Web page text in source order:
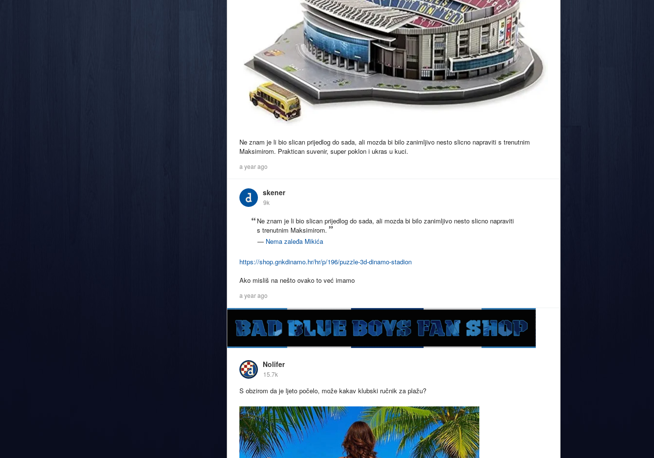
Ne znam je li bio slican prijedlog do sada, ali mozda bi bilo zanimljivo nesto slicno napraviti s trenutnim
Maksimirom. Praktican suvenir, super poklon i ukras u kuci.
a year ago
skener
9k
Ne znam je li bio slican prijedlog do sada, ali mozda bi bilo zanimljivo nesto slicno napraviti
s trenutnim Maksimirom.
— Nema zaleđa Mikića
https://shop.gnkdinamo.hr/hr/p/196/puzzle-3d-dinamo-stadion
Ako misliš na nešto ovako to već imamo
a year ago
Nolifer
15.7k
S obzirom da je ljeto počelo, može kakav klubski ručnik za plažu?